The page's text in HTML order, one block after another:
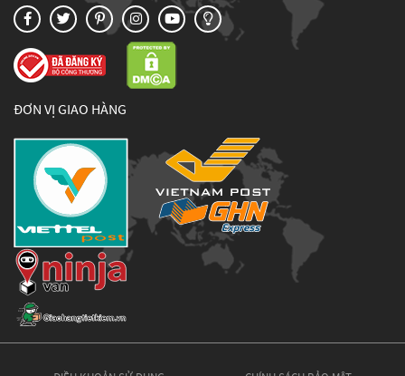
ĐƠN VỊ GIAO HÀNG